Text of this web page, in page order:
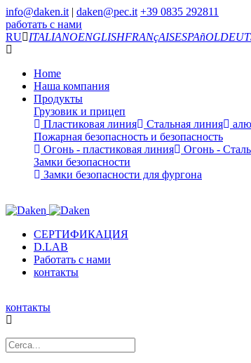
info@daken.it | daken@pec.it +39 0835 292811
работать с нами
RU
ITALIANOENGLISHFRANçAISESPAñOL
Home
Наша компания
Продукты
Грузовик и прицеп
Пластиковая линия
Стальная линия
Пожарная безопасность и безопасность
Огонь - пластиковая линия
Огонь -
Замки безопасности
Замки безопасности для фургона
СЕРТИФИКАЦИЯ
D.LAB
Работать с нами
контакты
контакты